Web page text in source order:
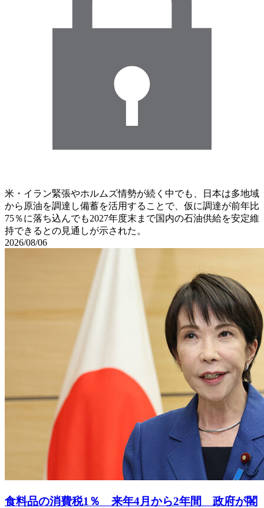
米・イラン緊張やホルムズ情勢が続く中でも、日本は多地域
から原油を調達し備蓄を活用することで、仮に調達が前年比
75％に落ち込んでも2027年度末まで国内の石油供給を安定維
持できるとの見通しが示された。
2026/08/06
食料品の消費税1％ 来年4月から2年間 政府が閣